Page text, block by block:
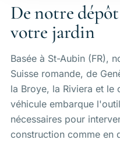
De notre
votre jardin
Basée à St-Aubin (FR),
Suisse romande, de
la Broye, la Riviera et le
véhicule embarque
nécessaires pour
construction comme en